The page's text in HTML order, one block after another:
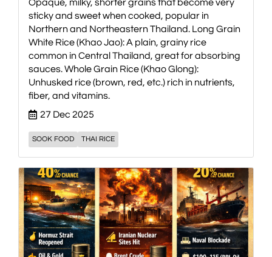
Opaque, milky, shorter grains that become very
sticky and sweet when cooked, popular in
Northern and Northeastern Thailand. Long Grain
White Rice (Khao Jao): A plain, grainy rice
common in Central Thailand, great for absorbing
sauces. Whole Grain Rice (Khao Glong):
Unhusked rice (brown, red, etc.) rich in nutrients,
fiber, and vitamins.
27 Dec 2025
SOOK FOOD THAI RICE